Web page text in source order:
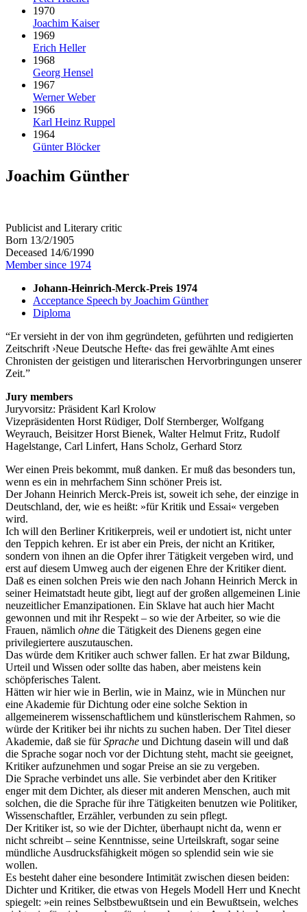
1970
Joachim Kaiser
1969
Erich Heller
1968
Georg Hensel
1967
Werner Weber
1966
Karl Heinz Ruppel
1964
Günter Blöcker
Joachim Günther
Publicist and Literary critic
Born 13/2/1905
Deceased 14/6/1990
Member since 1974
Johann-Heinrich-Merck-Preis 1974
Acceptance Speech by Joachim Günther
Diploma
Er versieht in der von ihm gegründeten, geführten und redigierten
Zeitschrift ›Neue Deutsche Hefte‹ das frei gewählte Amt eines
Chronisten der geistigen und literarischen Hervorbringungen unserer
Zeit.
Jury members
Juryvorsitz: Präsident Karl Krolow
Vizepräsidenten Horst Rüdiger, Dolf Sternberger, Wolfgang
Weyrauch, Beisitzer Horst Bienek, Walter Helmut Fritz, Rudolf
Hagelstange, Carl Linfert, Hans Scholz, Gerhard Storz
Wer einen Preis bekommt, muß danken. Er muß das besonders tun,
wenn es ein in mehrfachem Sinn schöner Preis ist.
Der Johann Heinrich Merck-Preis ist, soweit ich sehe, der einzige in
Deutschland, der, wie es heißt: »für Kritik und Essai« vergeben
wird.
Ich will den Berliner Kritikerpreis, weil er undotiert ist, nicht unter
den Teppich kehren. Er ist aber ein Preis, der nicht an Kritiker,
sondern von ihnen an die Opfer ihrer Tätigkeit vergeben wird, und
erst auf diesem Umweg auch der eigenen Ehre der Kritiker dient.
Daß es einen solchen Preis wie den nach Johann Heinrich Merck in
seiner Heimatstadt heute gibt, liegt auf der großen allgemeinen Linie
neuzeitlicher Emanzipationen. Ein Sklave hat auch hier Macht
gewonnen und mit ihr Respekt – so wie der Arbeiter, so wie die
Frauen, nämlich ohne die Tätigkeit des Dienens gegen eine
privilegiertere auszutauschen.
Das würde dem Kritiker auch schwer fallen. Er hat zwar Bildung,
Urteil und Wissen oder sollte das haben, aber meistens kein
schöpferisches Talent.
Hätten wir hier wie in Berlin, wie in Mainz, wie in München nur
eine Akademie für Dichtung oder eine solche Sektion in
allgemeinerem wissenschaftlichem und künstlerischem Rahmen, so
würde der Kritiker bei ihr nichts zu suchen haben. Der Titel dieser
Akademie, daß sie fürSprache und Dichtung dasein will und daß
die Sprache sogar noch vor der Dichtung steht, macht sie geeignet,
Kritiker aufzunehmen und sogar Preise an sie zu vergeben.
Die Sprache verbindet uns alle. Sie verbindet aber den Kritiker
enger mit dem Dichter, als dieser mit anderen Menschen, auch mit
solchen, die die Sprache für ihre Tätigkeiten benutzen wie Politiker,
Wissenschaftler, Erzähler, verbunden zu sein pflegt.
Der Kritiker ist, so wie der Dichter, überhaupt nicht da, wenn er
nicht schreibt – seine Kenntnisse, seine Urteilskraft, sogar seine
mündliche Ausdrucksfähigkeit mögen so splendid sein wie sie
wollen.
Es besteht daher eine besondere Intimität zwischen diesen beiden:
Dichter und Kritiker, die etwas von Hegels Modell Herr und Knecht
spiegelt: »ein reines Selbstbewußtsein und ein Bewußtsein, welches